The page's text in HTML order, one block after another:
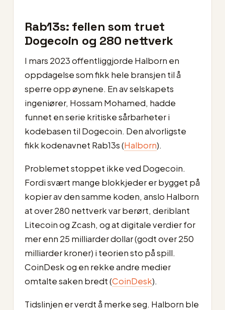
Rab13s: feilen som truet
Dogecoin og 280 nettverk
I mars 2023 offentliggjorde Halborn en
oppdagelse som fikk hele bransjen til å
sperre opp øynene. En av selskapets
ingeniører, Hossam Mohamed, hadde
funnet en serie kritiske sårbarheter i
kodebasen til Dogecoin. Den alvorligste
fikk kodenavnet Rab13s (Halborn).
Problemet stoppet ikke ved Dogecoin.
Fordi svært mange blokkjeder er bygget på
kopier av den samme koden, anslo Halborn
at over 280 nettverk var berørt, deriblant
Litecoin og Zcash, og at digitale verdier for
mer enn 25 milliarder dollar (godt over 250
milliarder kroner) i teorien sto på spill.
CoinDesk og en rekke andre medier
omtalte saken bredt (CoinDesk).
Tidslinjen er verdt å merke seg. Halborn ble